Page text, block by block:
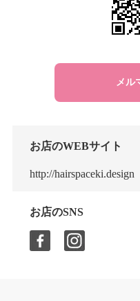
メル
お店のWEBサイト
http://hairspaceki.design
お店のSNS